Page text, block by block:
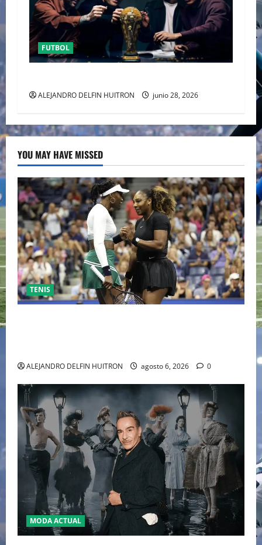
FUTBOL
ALEJANDRO DELFIN HUITRON junio 28, 2026
YOU MAY HAVE MISSED
TENIS
ALEJANDRO DELFIN HUITRON agosto 6, 2026 0
MODA ACTUAL